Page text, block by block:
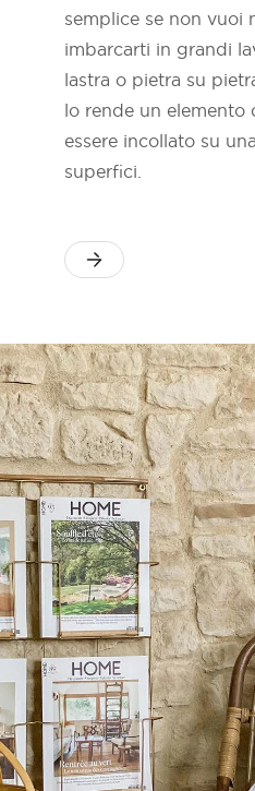
semplice se non vuoi
imbarcarti in grandi
lastra o pietra su
lo rende un elemento
essere incollato su
superfici.